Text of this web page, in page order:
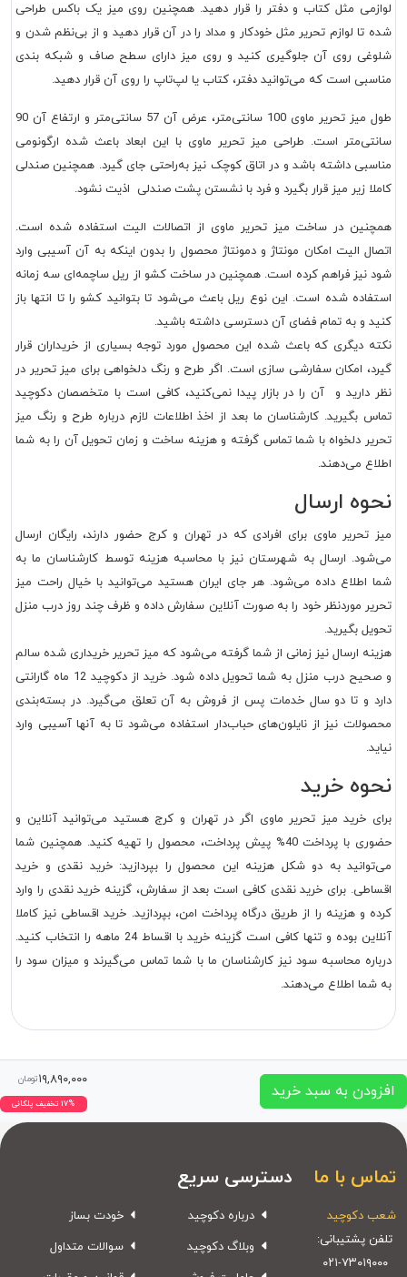
لوازمی مثل کتاب و دفتر را قرار دهید. همچنین روی میز یک باکس طراحی
شده تا لوازم تحریر مثل خودکار و مداد را در آن قرار دهید و از بی‌نظم شدن و
شلوغی روی آن جلوگیری کنید و روی میز دارای سطح صاف و شبکه بندی
مناسبی است که می‌توانید دفتر، کتاب یا لپ‌تاپ را روی آن قرار دهید.
طول میز تحریر ماوی 100 سانتی‌متر، عرض آن 57 سانتی‌متر و ارتفاع آن 90
سانتی‌متر است. طراحی میز تحریر ماوی با این ابعاد باعث شده ارگونومی
مناسبی داشته باشد و در اتاق کوچک نیز به‌راحتی جای گیرد. همچنین صندلی
کاملا زیر میز قرار بگیرد و فرد با نشستن پشت صندلی اذیت نشود.
همچنین در ساخت میز تحریر ماوی از اتصالات الیت استفاده شده است.
اتصال الیت امکان مونتاژ و دمونتاژ محصول را بدون اینکه به آن آسیبی وارد
شود نیز فراهم کرده است. همچنین در ساخت کشو از ریل ساچمه‌ای سه زمانه
استفاده شده است. این نوع ریل باعث می‌شود تا بتوانید کشو را تا انتها باز
کنید و به تمام فضای آن دسترسی داشته باشید.
نکته دیگری که باعث شده این محصول مورد توجه بسیاری از خریداران قرار
گیرد، امکان سفارشی سازی است. اگر طرح و رنگ دلخواهی برای میز تحریر در
نظر دارید و آن را در بازار پیدا نمی‌کنید، کافی است با متخصصان دکوچید
تماس بگیرید. کارشناسان ما بعد از اخذ اطلاعات لازم درباره طرح و رنگ میز
تحریر دلخواه با شما تماس گرفته و هزینه ساخت و زمان تحویل آن را به شما
اطلاع می‌دهند.
نحوه ارسال
میز تحریر ماوی برای افرادی که در تهران و کرج حضور دارند، رایگان ارسال
می‌شود. ارسال به شهرستان نیز با محاسبه هزینه توسط کارشناسان ما به
شما اطلاع داده می‌شود. هر جای ایران هستید می‌توانید با خیال راحت میز
تحریر موردنظر خود را به صورت آنلاین سفارش داده و ظرف چند روز درب منزل
تحویل بگیرید.
هزینه ارسال نیز زمانی از شما گرفته می‌شود که میز تحریر خریداری شده سالم
و صحیح درب منزل به شما تحویل داده شود. خرید از دکوچید 12 ماه گارانتی
دارد و تا دو سال خدمات پس از فروش به آن تعلق می‌گیرد. در بسته‌بندی
محصولات نیز از نایلون‌های حباب‌دار استفاده می‌شود تا به آنها آسیبی وارد
نیاید.
نحوه خرید
برای خرید میز تحریر ماوی اگر در تهران و کرج هستید می‌توانید آنلاین و
حضوری با پرداخت 40% پیش پرداخت، محصول را تهیه کنید. همچنین شما
می‌توانید به دو شکل هزینه این محصول را بپردازید: خرید نقدی و خرید
اقساطی. برای خرید نقدی کافی است بعد از سفارش، گزینه خرید نقدی را وارد
کرده و هزینه را از طریق درگاه پرداخت امن، بپردازید. خرید اقساطی نیز کاملا
آنلاین بوده و تنها کافی است گزینه خرید با اقساط 24 ماهه را انتخاب کنید.
درباره محاسبه سود نیز کارشناسان ما با شما تماس می‌گیرند و میزان سود را
به شما اطلاع می‌دهند.
افزودن به سبد خرید
۱۹,۸۹۰,۰۰۰تومان
۱۷% تخفیف پلکانی
تماس با ما
شعب دکوچید
تلفن پشتیبانی:
۰۲۱-۷۳۰۱۹۰۰۰
دسترسی سریع
درباره دکوچید
وبلاگ دکوچید
خودت بساز
سوالات متداول